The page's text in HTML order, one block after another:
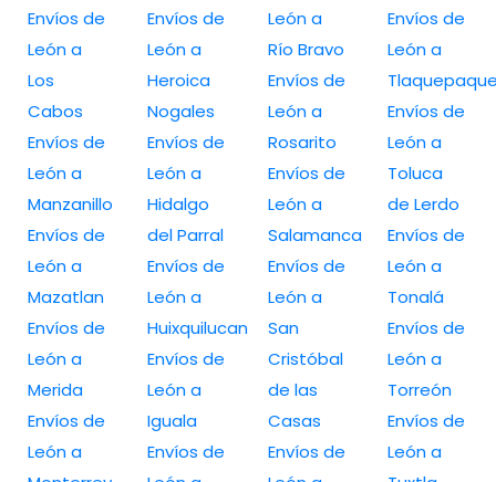
Envíos de
León a
Los
Cabos
Envíos de
León a
Manzanillo
Envíos de
León a
Mazatlan
Envíos de
León a
Merida
Envíos de
León a
Envíos de
León a
Heroica
Nogales
Envíos de
León a
Hidalgo
del Parral
Envíos de
León a
Huixquilucan
Envíos de
León a
Iguala
Envíos de
León a
Río Bravo
Envíos de
León a
Rosarito
Envíos de
León a
Salamanca
Envíos de
León a
San
Cristóbal
de las
Casas
Envíos de
Envíos de
León a
Envíos de
León a
Toluca
de Lerdo
Envíos de
León a
Tonalá
Envíos de
León a
Torreón
Envíos de
León a